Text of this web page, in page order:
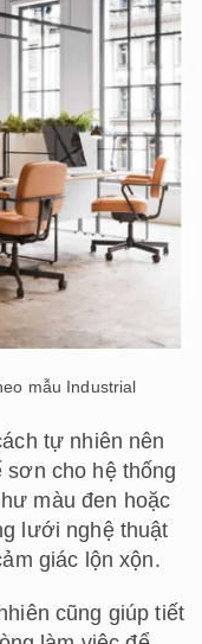
mẫu Industrial
tự nhiên nên
sơn cho hệ thống
màu đen hoặc
lưới nghệ thuật
giác lộn xộn.
cũng giúp tiết